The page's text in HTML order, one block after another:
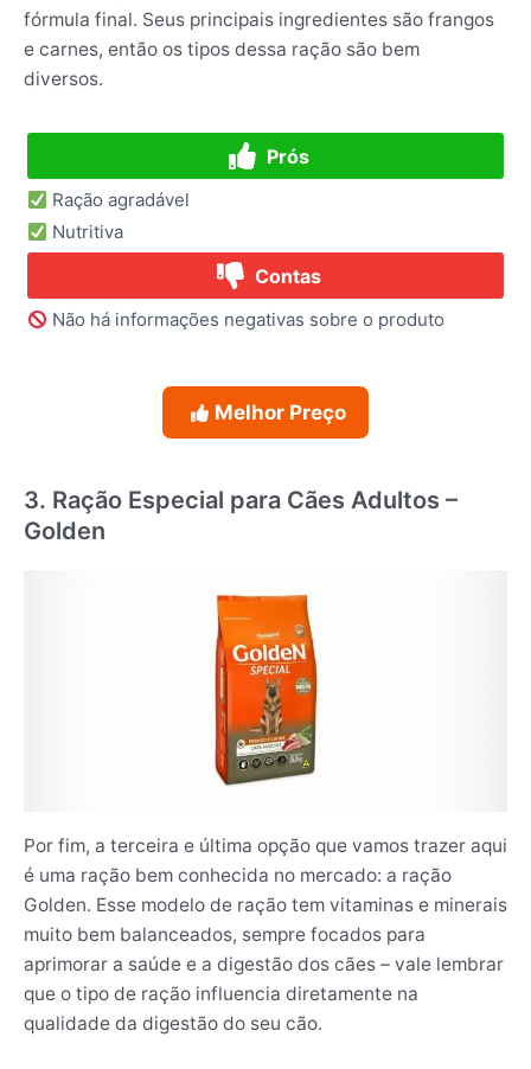
fórmula final. Seus principais ingredientes são frangos
e carnes, então os tipos dessa ração são bem
diversos.
Prós
Ração agradável
Nutritiva
Contas
Não há informações negativas sobre o produto
Melhor Preço
3. Ração Especial para Cães Adultos –
Golden
Por fim, a terceira e última opção que vamos trazer aqui
é uma ração bem conhecida no mercado: a ração
Golden. Esse modelo de ração tem vitaminas e minerais
muito bem balanceados, sempre focados para
aprimorar a saúde e a digestão dos cães – vale lembrar
que o tipo de ração influencia diretamente na
qualidade da digestão do seu cão.